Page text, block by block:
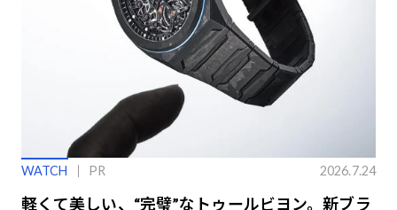
WATCH PR 2026.7.24
軽くて美しい、“完璧”なトゥールビヨン。新ブラ